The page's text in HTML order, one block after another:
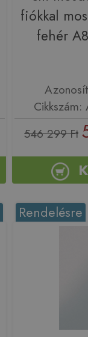
fiókkal
fehér
546 299 Ft
Rendelésre